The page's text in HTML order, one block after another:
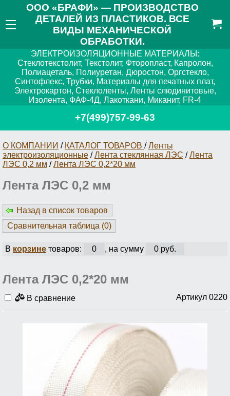
ООО «БРАФИ» — ПРОИЗВОДСТВО
ДЕТАЛЕЙ ИЗ ПЛАСТИКОВ. ВСЕ
ВИДЫ МЕХАНИЧЕСКОЙ
ОБРАБОТКИ.
ЭЛЕКТРОИЗОЛЯЦИОННЫЕ МАТЕРИАЛЫ:
Стеклотекстолит, Текстолит, Фторопласт, Капролон,
Полиацеталь, Полиуретан, Дюростон, Оргстекло,
Синтофлекс, Трубки, Материалы для печатных плат,
Электрокартон, Стеклоленты, Ленты слюдинитовые,
Изолента, ФАФ-4Д, Лакоткани, Миканит, FR-4
+7(499)757-99-63
О КОМПАНИИ / КАТАЛОГ ТОВАРОВ /Ленты
электроизоляционные /Лента стеклянная ЛЭС /Лента
ЛЭС 0,2 мм /Лента ЛЭС 0,2*20 мм
Лента ЛЭС 0,2 мм
Назад в список товаров
Сравнительная таблица (0)
В корзинетоваров: 0 , на сумму 0 руб.
Лента ЛЭС 0,2*20 мм
В сравнение Артикул 0220